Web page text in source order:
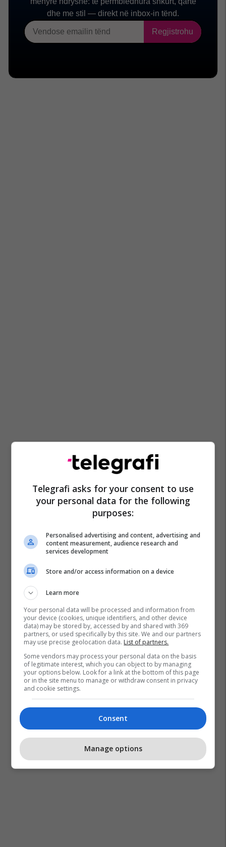
Telegrafi asks for your consent to use
your personal data for the following
purposes:
Personalised advertising and content, advertising and
content measurement, audience research and
services development
Store and/or access information on a device
Learn more
Your personal data will be processed and information from
your device (cookies, unique identifiers, and other device
data) may be stored by, accessed by and shared with 369
partners, or used specifically by this site. We and our partners
may use precise geolocation data. List of partners.
Some vendors may process your personal data on the basis
of legitimate interest, which you can object to by managing
your options below. Look for a link at the bottom of this page
or in the site menu to manage or withdraw consent in privacy
and cookie settings.
Consent
Manage options